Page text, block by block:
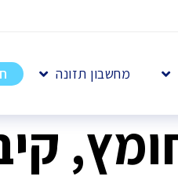
מחשבון תזונה